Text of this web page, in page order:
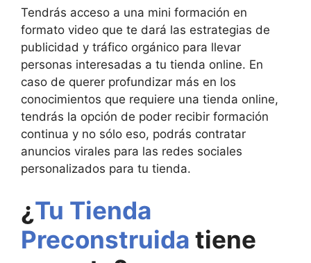
Tendrás acceso a una mini formación en
formato video que te dará las estrategias de
publicidad y tráfico orgánico para llevar
personas interesadas a tu tienda online. En
caso de querer profundizar más en los
conocimientos que requiere una tienda online,
tendrás la opción de poder recibir formación
continua y no sólo eso, podrás contratar
anuncios virales para las redes sociales
personalizados para tu tienda.
¿Tu Tienda
Preconstruida tiene